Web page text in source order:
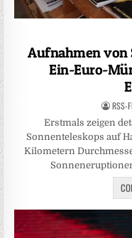
Aufnahmen von
Ein-Euro-
RSS-
Erstmals zeigen
Sonnenteleskops auf
Kilometern